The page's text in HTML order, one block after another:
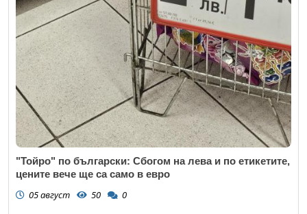
"Тойро" по български: Сбогом на лева и по етикетите,
цените вече ще са само в евро
05 август 50 0